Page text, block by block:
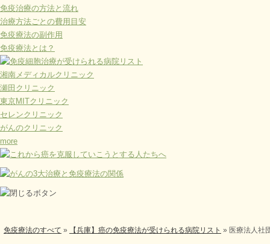
免疫治療の方法と流れ
治療方法ごとの費用目安
免疫療法の副作用
免疫療法とは？
湘南メディカルクリニック
瀬田クリニック
東京MITクリニック
セレンクリニック
がんのクリニック
more
免疫療法のすべて » 【兵庫】癌の免疫療法が受けられる病院リスト » 医療法人社